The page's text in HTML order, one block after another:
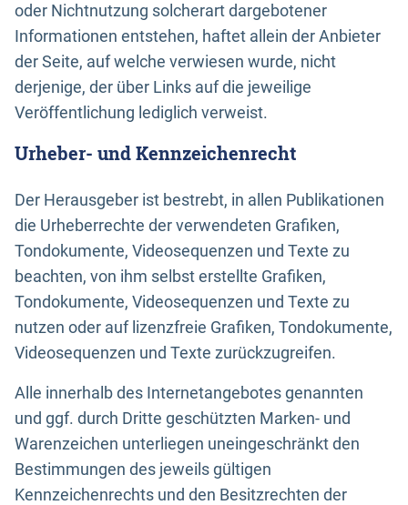
oder Nichtnutzung solcherart dargebotener
Informationen entstehen, haftet allein der Anbieter
der Seite, auf welche verwiesen wurde, nicht
derjenige, der über Links auf die jeweilige
Veröffentlichung lediglich verweist.
Urheber- und Kennzeichenrecht
Der Herausgeber ist bestrebt, in allen Publikationen
die Urheberrechte der verwendeten Grafiken,
Tondokumente, Videosequenzen und Texte zu
beachten, von ihm selbst erstellte Grafiken,
Tondokumente, Videosequenzen und Texte zu
nutzen oder auf lizenzfreie Grafiken, Tondokumente,
Videosequenzen und Texte zurückzugreifen.
Alle innerhalb des Internetangebotes genannten
und ggf. durch Dritte geschützten Marken- und
Warenzeichen unterliegen uneingeschränkt den
Bestimmungen des jeweils gültigen
Kennzeichenrechts und den Besitzrechten der